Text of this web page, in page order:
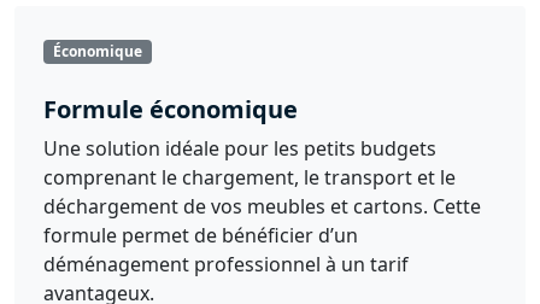
Économique
Formule économique
Une solution idéale pour les petits budgets
comprenant le chargement, le transport et le
déchargement de vos meubles et cartons. Cette
formule permet de bénéficier d’un
déménagement professionnel à un tarif
avantageux.